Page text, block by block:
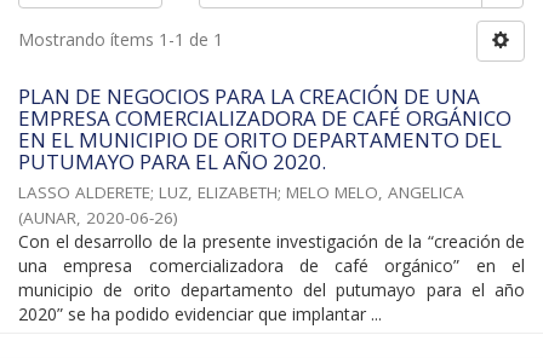
Mostrando ítems 1-1 de 1
PLAN DE NEGOCIOS PARA LA CREACIÓN DE UNA
EMPRESA COMERCIALIZADORA DE CAFÉ ORGÁNICO
EN EL MUNICIPIO DE ORITO DEPARTAMENTO DEL
PUTUMAYO PARA EL AÑO 2020.
LASSO ALDERETE; LUZ, ELIZABETH; MELO MELO, ANGELICA
(AUNAR, 2020-06-26)
Con el desarrollo de la presente investigación de la “creación de
una empresa comercializadora de café orgánico” en el
municipio de orito departamento del putumayo para el año
2020” se ha podido evidenciar que implantar ...